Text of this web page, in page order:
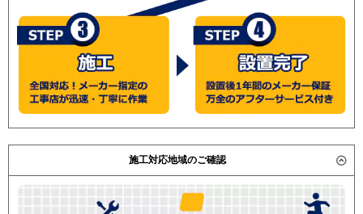
施工対応地域のご確認